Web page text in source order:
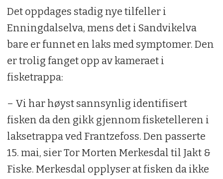
Det oppdages stadig nye tilfeller i
Enningdalselva, mens det i Sandvikelva
bare er funnet en laks med symptomer. Den
er trolig fanget opp av kameraet i
fisketrappa:
– Vi har høyst sannsynlig identifisert
fisken da den gikk gjennom fisketelleren i
laksetrappa ved Frantzefoss. Den passerte
15. mai, sier Tor Morten Merkesdal til Jakt &
Fiske. Merkesdal opplyser at fisken da ikke